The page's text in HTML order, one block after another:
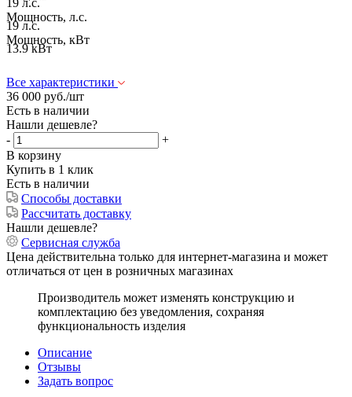
19 л.с.
Мощность, л.с.
19 л.с.
Мощность, кВт
13.9 кВт
Все характеристики
36 000 руб./шт
Есть в наличии
Нашли дешевле?
-
+
В корзину
Купить в 1 клик
Есть в наличии
Способы доставки
Рассчитать доставку
Нашли дешевле?
Сервисная служба
Цена действительна только для интернет-магазина и может
отличаться от цен в розничных магазинах
Производитель может изменять конструкцию и
комплектацию без уведомления, сохраняя
функциональность изделия
Описание
Отзывы
Задать вопрос